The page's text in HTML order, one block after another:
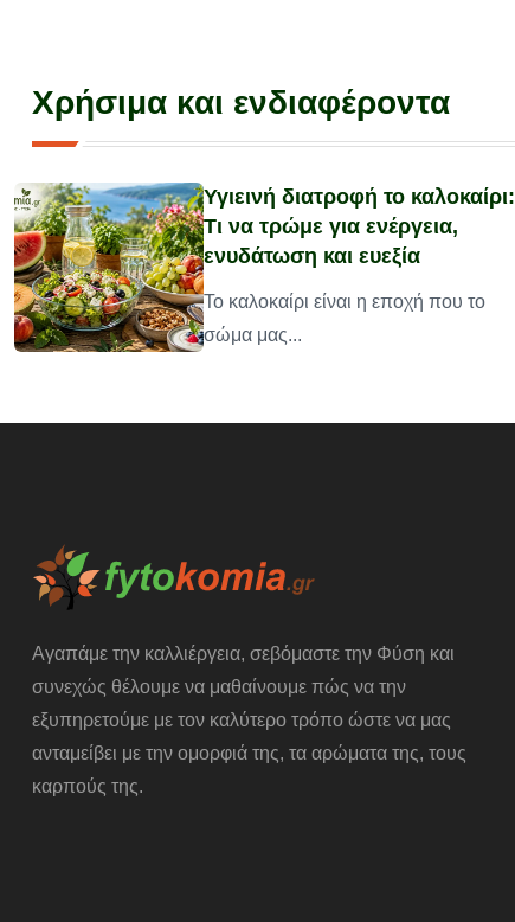
Χρήσιμα και ενδιαφέροντα
Υγιεινή διατροφή το καλοκαίρι:
Τι να τρώμε για ενέργεια,
ενυδάτωση και ευεξία
Το καλοκαίρι είναι η εποχή που το
σώμα μας...
Αγαπάμε την καλλιέργεια, σεβόμαστε την Φύση και
συνεχώς θέλουμε να μαθαίνουμε πώς να την
εξυπηρετούμε με τον καλύτερο τρόπο ώστε να μας
ανταμείβει με την ομορφιά της, τα αρώματα της, τους
καρπούς της.